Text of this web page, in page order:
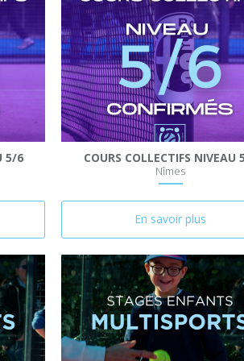
5/6 COURS COLLECTIFS NIVEAU
Nîmes
En savoir plus